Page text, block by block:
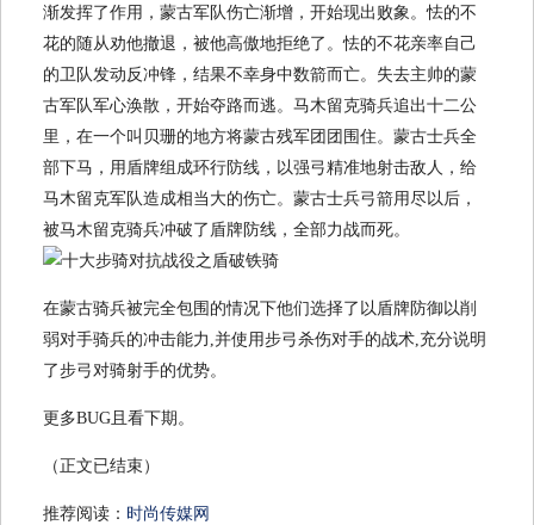
渐发挥了作用，蒙古军队伤亡渐增，开始现出败象。怯的不
花的随从劝他撤退，被他高傲地拒绝了。怯的不花亲率自己
的卫队发动反冲锋，结果不幸身中数箭而亡。失去主帅的蒙
古军队军心涣散，开始夺路而逃。马木留克骑兵追出十二公
里，在一个叫贝珊的地方将蒙古残军团团围住。蒙古士兵全
部下马，用盾牌组成环行防线，以强弓精准地射击敌人，给
马木留克军队造成相当大的伤亡。蒙古士兵弓箭用尽以后，
被马木留克骑兵冲破了盾牌防线，全部力战而死。
在蒙古骑兵被完全包围的情况下他们选择了以盾牌防御以削
弱对手骑兵的冲击能力,并使用步弓杀伤对手的战术,充分说明
了步弓对骑射手的优势。
更多BUG且看下期。
（正文已结束）
推荐阅读： 时尚传媒网